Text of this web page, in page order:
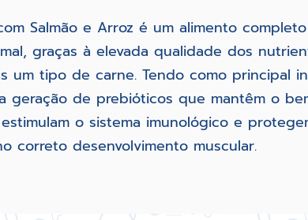
Salmão e Arroz é um alimento
graças à elevada qualidade dos
tipo de carne. Tendo como principal
geração de prebióticos que mantêm o
o sistema imunológico e
correto desenvolvimento muscular.